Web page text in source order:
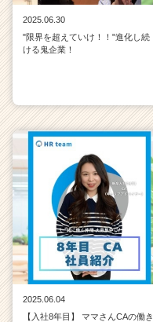
2025.06.30
"限界を超えていけ！！"進化し続
ける鬼企業！
2025.06.04
【入社8年目】 ママさんCAの働き